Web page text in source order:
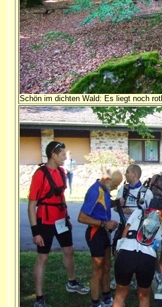
Schön im dichten Wald: Es liegt noch